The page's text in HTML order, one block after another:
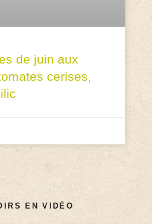
de juin aux
cerises,
EN VIDÉO